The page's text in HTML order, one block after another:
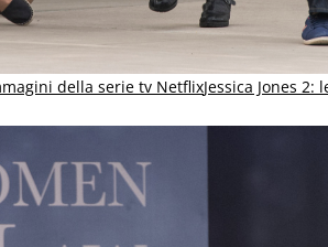
della serie tv NetflixJessica Jones